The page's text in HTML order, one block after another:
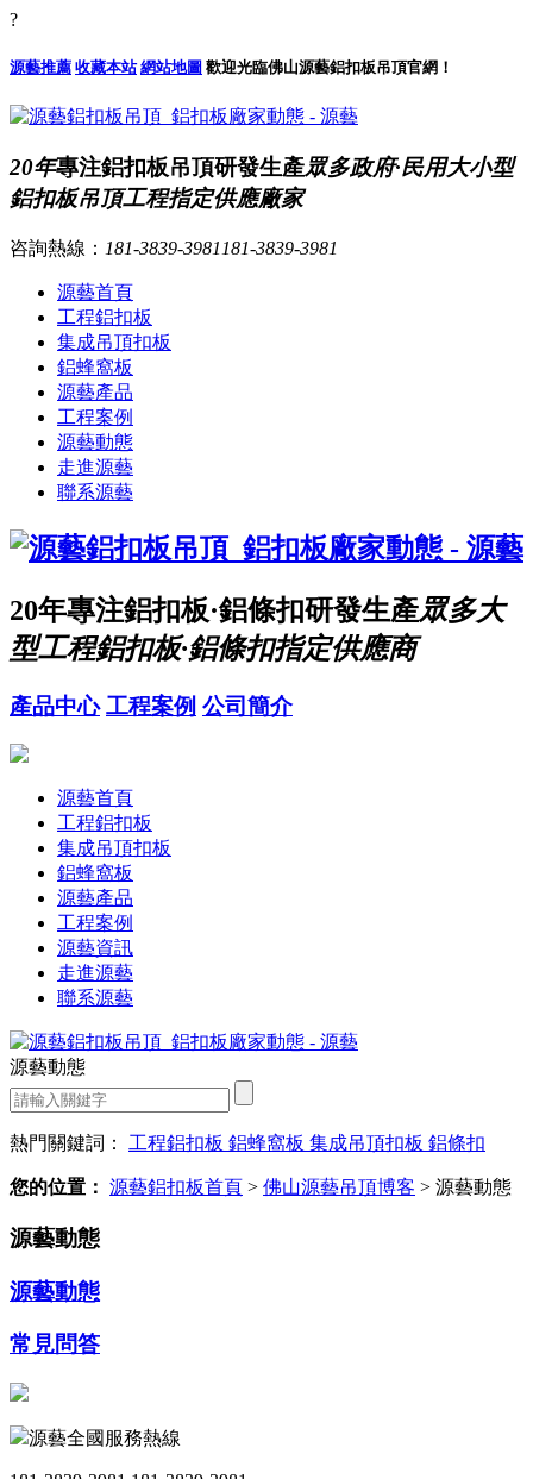
?
源藝推薦 收藏本站 網站地圖 歡迎光臨佛山源藝鋁扣板吊頂官網！
20年專注鋁扣板吊頂研發生產眾多政府·民用大小型
鋁扣板吊頂工程指定供應廠家
咨詢熱線： 181-3839-3981 181-3839-3981
源藝首頁
工程鋁扣板
集成吊頂扣板
鋁蜂窩板
源藝產品
工程案例
源藝動態
走進源藝
聯系源藝
20年專注鋁扣板·鋁條扣研發生產眾多大
型工程鋁扣板·鋁條扣指定供應商
產品中心 工程案例 公司簡介
源藝首頁
工程鋁扣板
集成吊頂扣板
鋁蜂窩板
源藝產品
工程案例
源藝資訊
走進源藝
聯系源藝
源藝動態
熱門關鍵詞： 工程鋁扣板 鋁蜂窩板 集成吊頂扣板 鋁條扣
您的位置： 源藝鋁扣板首頁 > 佛山源藝吊頂博客 > 源藝動態
源藝動態
源藝動態
常見問答
源藝全國服務熱線